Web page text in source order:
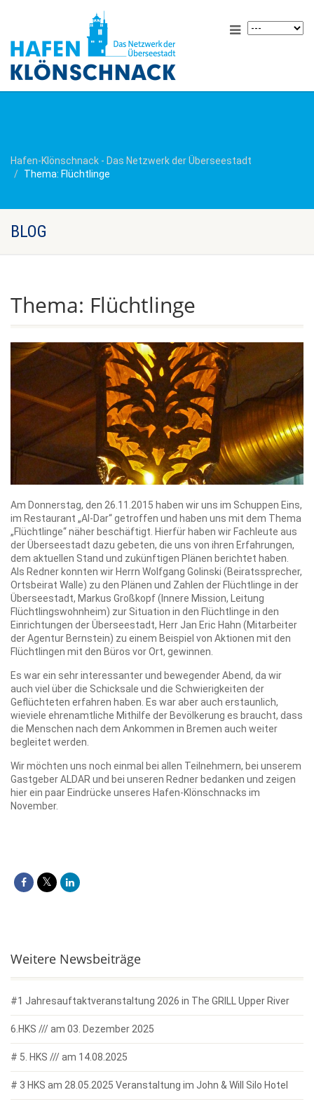
Hafen-Klönschnack - Das Netzwerk der Überseestadt
Thema: Flüchtlinge
BLOG
Thema: Flüchtlinge
Am Donnerstag, den 26.11.2015 haben wir uns im Schuppen Eins,
im Restaurant „Al-Dar“ getroffen und haben uns mit dem Thema
„Flüchtlinge“ näher beschäftigt. Hierfür haben wir Fachleute aus
der Überseestadt dazu gebeten, die uns von ihren Erfahrungen,
dem aktuellen Stand und zukünftigen Plänen berichtet haben.
Als Redner konnten wir Herrn Wolfgang Golinski (Beiratssprecher,
Ortsbeirat Walle) zu den Plänen und Zahlen der Flüchtlinge in der
Überseestadt, Markus Großkopf (Innere Mission, Leitung
Flüchtlingswohnheim) zur Situation in den Flüchtlinge in den
Einrichtungen der Überseestadt, Herr Jan Eric Hahn (Mitarbeiter
der Agentur Bernstein) zu einem Beispiel von Aktionen mit den
Flüchtlingen mit den Büros vor Ort, gewinnen.
Es war ein sehr interessanter und bewegender Abend, da wir
auch viel über die Schicksale und die Schwierigkeiten der
Geflüchteten erfahren haben. Es war aber auch erstaunlich,
wieviele ehrenamtliche Mithilfe der Bevölkerung es braucht, dass
die Menschen nach dem Ankommen in Bremen auch weiter
begleitet werden.
Wir möchten uns noch einmal bei allen Teilnehmern, bei unserem
Gastgeber ALDAR und bei unseren Redner bedanken und zeigen
hier ein paar Eindrücke unseres Hafen-Klönschnacks im
November.
Weitere Newsbeiträge
#1 Jahresauftaktveranstaltung 2026 in The GRILL Upper River
6.HKS /// am 03. Dezember 2025
# 5. HKS /// am 14.08.2025
# 3 HKS am 28.05.2025 Veranstaltung im John & Will Silo Hotel